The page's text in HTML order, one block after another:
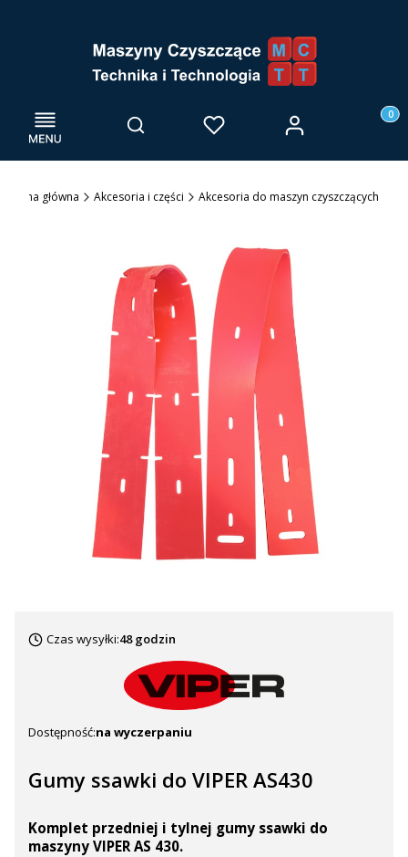
Menu Otwórz wyszukiwarkę
Szukaj Ulubione Zaloguj się
Strona główna Akcesoria i części Akcesoria do maszyn czyszczących
Czas wysyłki:48 godzin
Dostępność:na wyczerpaniu
Gumy ssawki do VIPER AS430
Komplet przedniej i tylnej gumy ssawki do
maszyny VIPER AS 430.